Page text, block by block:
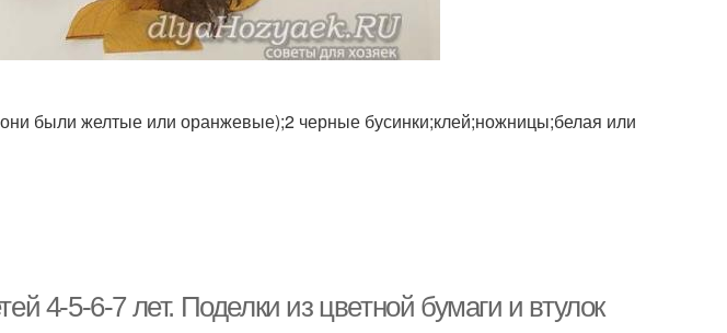
были желтые или оранжевые);2 черные бусинки;клей;ножницы;белая или
4-5-6-7 лет. Поделки из цветной бумаги и втулок